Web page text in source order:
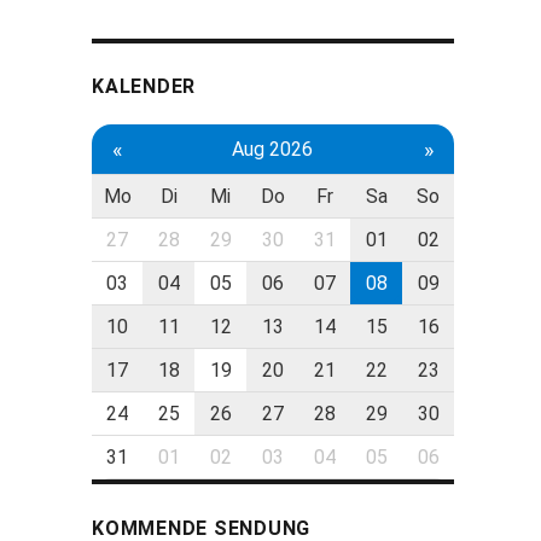
KALENDER
« Aug 2026 »
Mo Di Mi Do Fr Sa
So
27
28 29 30 31 01
02
03
04 05 06 07 08
09
10
11 12 13 14 15
16
17
18 19 20 21 22
23
24
25 26 27 28 29
30
31
01 02 03 04 05 06
KOMMENDE SENDUNG